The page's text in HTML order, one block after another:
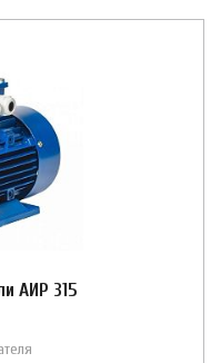
АИР 315